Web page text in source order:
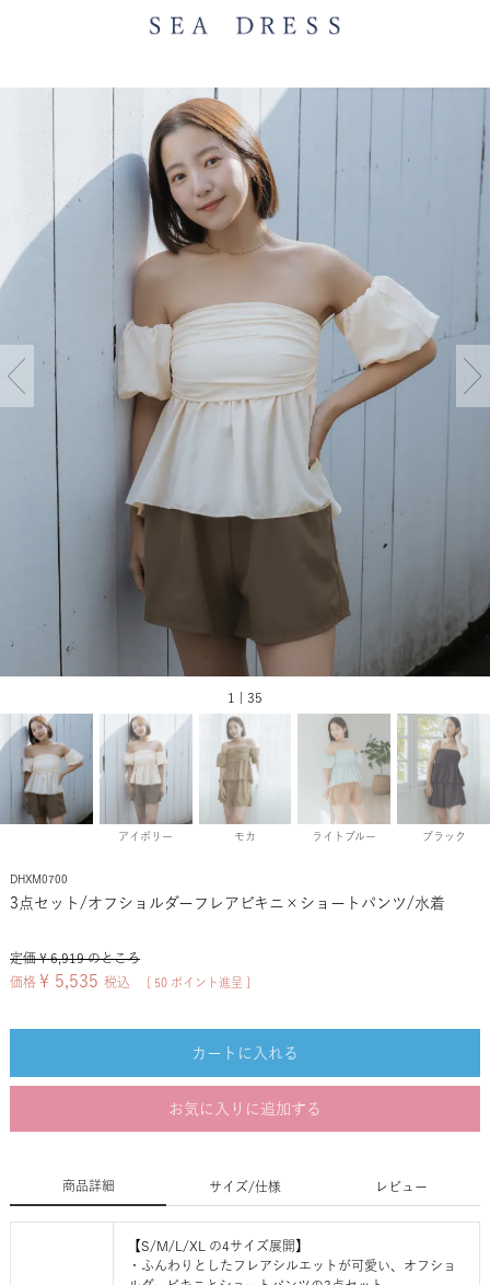
1 | 35
アイボリー モカ ライトブルー ブラック
DHXM0700
3点セット/オフショルダーフレアビキニ×ショートパンツ/水着
定価 ¥ 6,919 のところ
価格 ¥ 5,535 税込 50 ポイント進呈 ]
カートに入れる
お気に入りに追加する
商品詳細 サイズ/仕様 レビュー
【S/M/L/XL の4サイズ展開】
・ふんわりとしたフレアシルエットが可愛い、オフショ